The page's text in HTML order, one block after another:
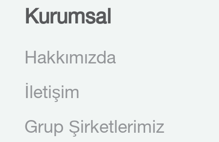
Kurumsal
Hakkımızda
İletişim
Grup Şirketlerimiz